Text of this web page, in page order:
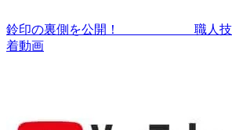
鈴印の裏側を公開！ 職人技・
着動画